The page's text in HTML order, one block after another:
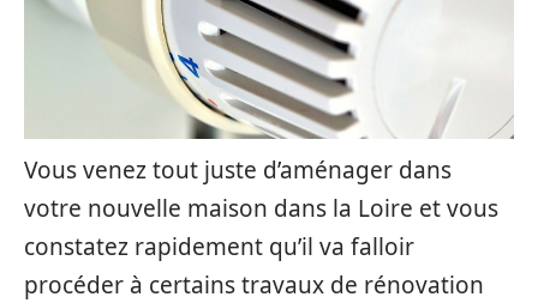
Vous venez tout juste d’aménager dans
votre nouvelle maison dans la Loire et vous
constatez rapidement qu’il va falloir
procéder à certains travaux de rénovation